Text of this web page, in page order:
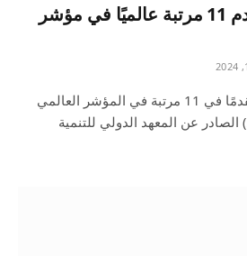
المدينة المنورة تتقدم 11 مرتبة عالميًا في مؤشر
سجلت المدينة المنورة تقدمًا في 11 مرتبة في المؤشر العالمي
للمدن الذكية للعام (IMD) الصادر عن المعهد الدولي للتنمية